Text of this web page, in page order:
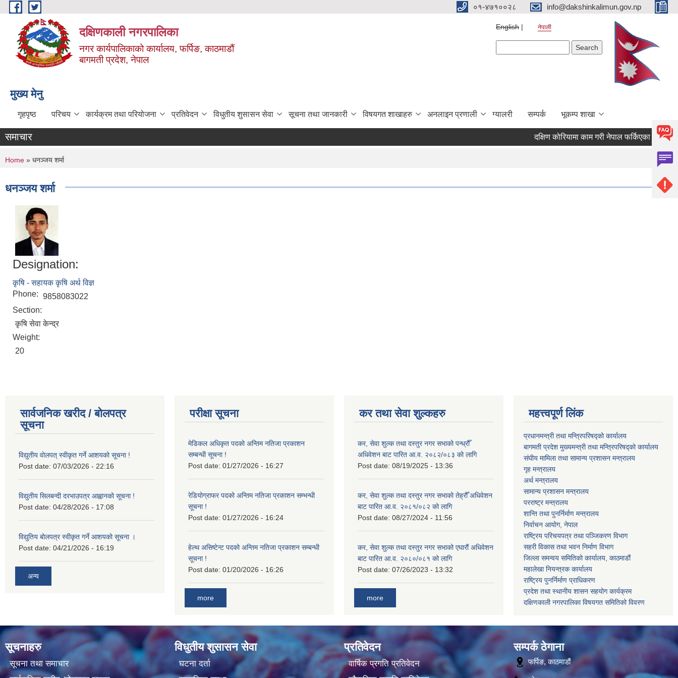
Skip to main content ०१-४७१००२८ info@dakshinkalimun.gov.np
दक्षिणकाली नगरपालिका
नगर कार्यपालिकाको कार्यालय, फर्पिङ, काठमाडौं
बागमती प्रदेश, नेपाल
English नेपाली
मुख्य मेनु
गृहपृष्ठ परिचय कार्यक्रम तथा परियोजना प्रतिवेदन विधुतीय शुसासन सेवा सूचना तथा जानकारी विषयगत शाखाहरु अनलाइन प्रणाली ग्यालरी सम्पर्क भूकम्प शाखा
समाचार दक्षिण कोरियामा काम गरी नेपाल फर्किएका
You are here
Home » धनञ्‍जय शर्मा
धनञ्‍जय शर्मा
Designation:
कृषि - सहायक कृषि अर्थ विज्ञ
Phone: 9858083022
Section:
कृषि सेवा केन्द्र
Weight:
20
सार्वजनिक खरीद / बोलपत्र
सूचना
विद्युतीय वोलपत् स्वीकृत गर्ने आशयको सूचना !
Post date: 07/03/2026 - 22:16
विद्युतीय सिलबन्दी दरभाउपत्र आह्वानको सूचना !
Post date: 04/28/2026 - 17:08
विद्युतिय बोलपत्र स्वीकृत गर्ने आशयको सूचना ।
Post date: 04/21/2026 - 16:19
अन्य
परीक्षा सूचना
मेडिकल अधिकृत पदको अन्तिम नतिजा प्रकाशन
सम्बन्धी सूचना !
Post date: 01/27/2026 - 16:27
रेडियोग्राफर पदको अन्तिम नतिजा प्रकाशन सम्भन्धी
सूचना !
Post date: 01/27/2026 - 16:24
हेल्थ असिष्टेन्ट पदको अन्तिम नतिजा प्रकाशन सम्बन्धी
सूचना !
Post date: 01/20/2026 - 16:26
more
कर तथा सेवा शुल्कहरु
कर, सेवा शुल्क तथा दस्तुर नगर सभाको पन्ध्रौँ
अधिवेशन बाट पारित आ.व. २०८२/०८३ को लागि
Post date: 08/19/2025 - 13:36
कर, सेवा शुल्क तथा दस्तुर नगर सभाको तेह्रौँ अधिवेशन
बाट पारित आ.व. २०८१/०८२ को लागि
Post date: 08/27/2024 - 11:56
कर, सेवा शुल्क तथा दस्तुर नगर सभाको एघारौं अधिवेशन
बाट पारित आ.व. २०८०/०८१ को लागि
Post date: 07/26/2023 - 13:32
more
महत्त्वपूर्ण लिंक
प्रधानमन्त्री तथा मन्त्रिपरिषद्को कार्यालय
बागमती प्रदेश मुख्यमन्त्री तथा मन्त्रिपरिषद्को कार्यालय
संघीय मामिला तथा सामान्य प्रशासन मन्त्रालय
गृह मन्त्रालय
अर्थ मन्त्रालय
सामान्य प्रशासन मन्त्रालय
परराष्ट्र मन्त्रालय
शान्ति तथा पुनर्निर्माण मन्त्रालय
निर्वाचन आयोग, नेपाल
राष्ट्रिय परिचयपत्र तथा पञ्जिकरण विभाग
सहरी विकास तथा भवन निर्माण विभाग
जिल्ला समन्वय समितिको कार्यालय, काठमाडौं
महालेखा नियन्त्रक कार्यालय
राष्ट्रिय पुनर्निर्माण प्राधिकरण
प्रदेश तथा स्थानीय शासन सहयोग कार्यक्रम
दक्षिणकाली नगरपालिका विषयगत समितिको विवरण
सूचनाहरु
सूचना तथा समाचार
विधुतीय शुसासन सेवा
घटना दर्ता
प्रतिवेदन
वार्षिक प्रगति प्रतिवेदन
सम्पर्क ठेगाना
फर्पिङ, काठमाडौं